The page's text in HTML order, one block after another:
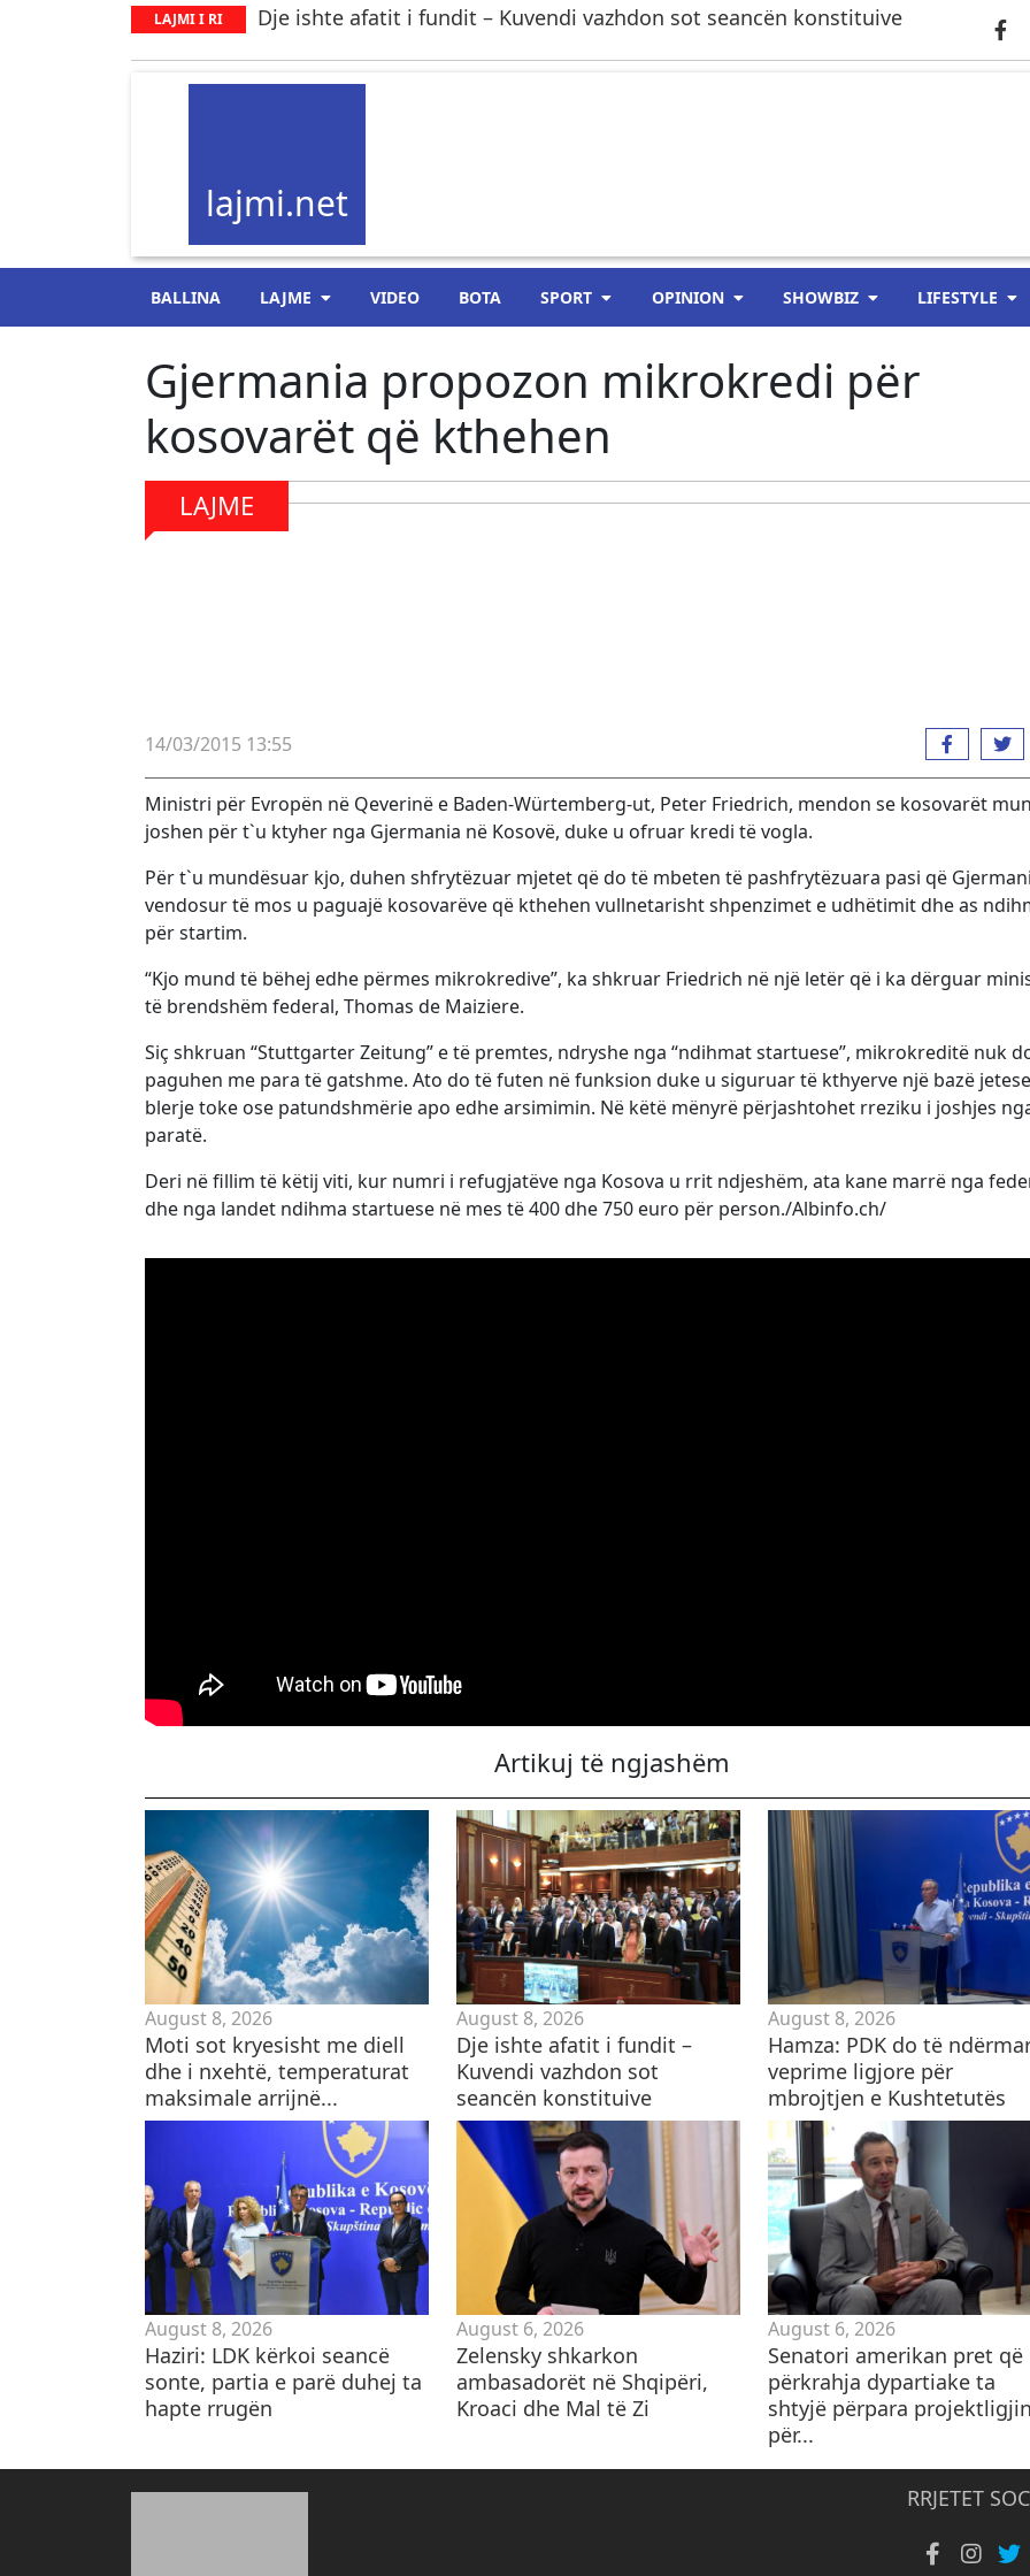
LAJMI I RI Dje ishte afatit i fundit – Kuvendi vazhdon sot seancën konstituive
lajmi.net
BALLINA LAJME VIDEO BOTA SPORT OPINION SHOWBIZ LIFESTYLE
Gjermania propozon mikrokredi për
kosovarët që kthehen
LAJME
14/03/2015 13:55
Ministri për Evropën në Qeverinë e Baden-Würtemberg-ut, Peter Friedrich, mendon se kosovarët
joshen për t`u ktyher nga Gjermania në Kosovë, duke u ofruar kredi të vogla.
Për t`u mundësuar kjo, duhen shfrytëzuar mjetet që do të mbeten të pashfrytëzuara pasi që
vendosur të mos u paguajë kosovarëve që kthehen vullnetarisht shpenzimet e udhëtimit dhe as
për startim.
“Kjo mund të bëhej edhe përmes mikrokredive”, ka shkruar Friedrich në një letër që i ka dërguar
të brendshëm federal, Thomas de Maiziere.
Siç shkruan “Stuttgarter Zeitung” e të premtes, ndryshe nga “ndihmat startuese”, mikrokreditë nuk
paguhen me para të gatshme. Ato do të futen në funksion duke u siguruar të kthyerve një bazë
blerje toke ose patundshmërie apo edhe arsimimin. Në këtë mënyrë përjashtohet rreziku i joshjes
paratë.
Deri në fillim të këtij viti, kur numri i refugjatëve nga Kosova u rrit ndjeshëm, ata kane marrë nga
dhe nga landet ndihma startuese në mes të 400 dhe 750 euro për person./Albinfo.ch/
Artikuj të ngjashëm
August 8, 2026
Moti sot kryesisht me diell
dhe i nxehtë, temperaturat
maksimale arrijnë...
August 8, 2026
Dje ishte afatit i fundit –
Kuvendi vazhdon sot
seancën konstituive
August 8, 2026
Hamza: PDK do të
veprime ligjore për
mbrojtjen e Kushtetutës
August 8, 2026
Haziri: LDK kërkoi seancë
sonte, partia e parë duhej ta
hapte rrugën
August 6, 2026
Zelensky shkarkon
ambasadorët në Shqipëri,
Kroaci dhe Mal të Zi
August 6, 2026
Senatori amerikan pret që
përkrahja dypartiake ta
shtyjë përpara
për...
RRJETET